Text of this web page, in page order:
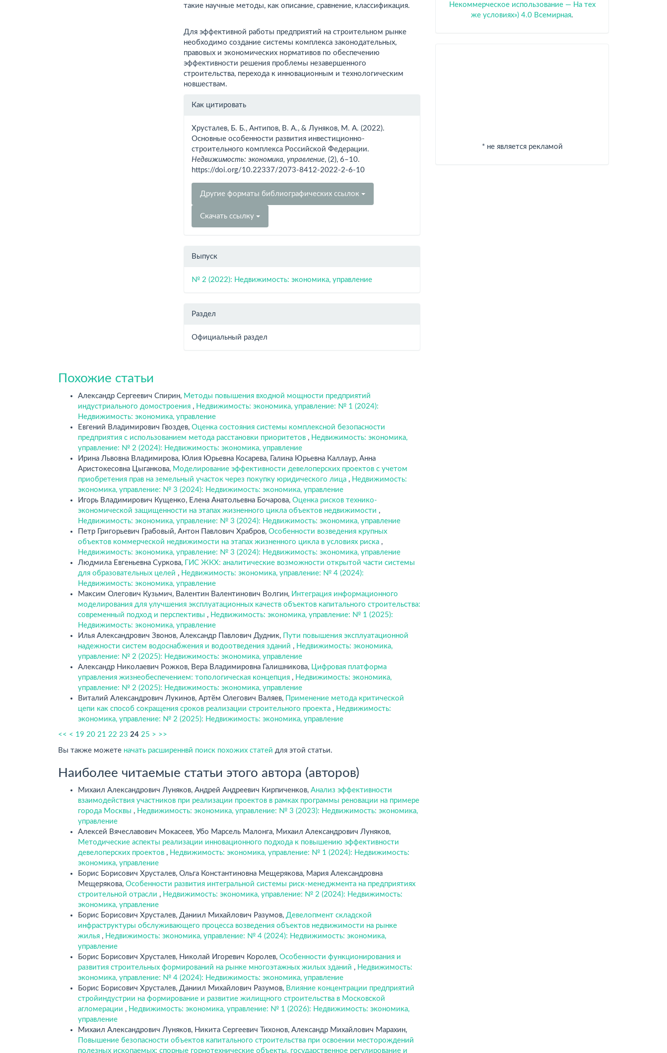
такие научные методы, как описание, сравнение, классификация.
Для эффективной работы предприятий на строительном рынке
необходимо создание системы комплекса законодательных,
правовых и экономических нормативов по обеспечению
эффективности решения проблемы незавершенного
строительства, перехода к инновационным и технологическим
новшествам.
Информация
Как цитировать
Хрусталев, Б. Б., Антипов, В. А., & Луняков, М. А. (2022).
Основные особенности развития инвестиционно-
строительного комплекса Российской Федерации.
Недвижимость: экономика, управление, (2), 6–10.
https://doi.org/10.22337/2073-8412-2022-2-6-10
Другие форматы библиографических ссылок
Скачать ссылку
Выпуск
№ 2 (2022): Недвижимость: экономика, управление
Раздел
Официальный раздел
Похожие статьи
Александр Сергеевич Спирин, Методы повышения входной мощности предприятий
индустриального домостроения , Недвижимость: экономика, управление: № 1 (2024):
Недвижимость: экономика, управление
Евгений Владимирович Гвоздев, Оценка состояния системы комплексной безопасности
предприятия с использованием метода расстановки приоритетов , Недвижимость: экономика,
управление: № 2 (2024): Недвижимость: экономика, управление
Ирина Львовна Владимирова, Юлия Юрьевна Косарева, Галина Юрьевна Каллаур, Анна
Аристокесовна Цыганкова, Моделирование эффективности девелоперских проектов с учетом
приобретения прав на земельный участок через покупку юридического лица , Недвижимость:
экономика, управление: № 3 (2024): Недвижимость: экономика, управление
Игорь Владимирович Кущенко, Елена Анатольевна Бочарова, Оценка рисков технико-
экономической защищенности на этапах жизненного цикла объектов недвижимости ,
Недвижимость: экономика, управление: № 3 (2024): Недвижимость: экономика, управление
Петр Григорьевич Грабовый, Антон Павлович Храбров, Особенности возведения крупных
объектов коммерческой недвижимости на этапах жизненного цикла в условиях риска ,
Недвижимость: экономика, управление: № 3 (2024): Недвижимость: экономика, управление
Людмила Евгеньевна Суркова, ГИС ЖКХ: аналитические возможности открытой части системы
для образовательных целей , Недвижимость: экономика, управление: № 4 (2024):
Недвижимость: экономика, управление
Максим Олегович Кузьмич, Валентин Валентинович Волгин, Интеграция информационного
моделирования для улучшения эксплуатационных качеств объектов капитального строительства:
современный подход и перспективы , Недвижимость: экономика, управление: № 1 (2025):
Недвижимость: экономика, управление
Илья Александрович Звонов, Александр Павлович Дудник, Пути повышения эксплуатационной
надежности систем водоснабжения и водоотведения зданий , Недвижимость: экономика,
управление: № 2 (2025): Недвижимость: экономика, управление
Александр Николаевич Рожков, Вера Владимировна Галишникова, Цифровая платформа
управления жизнеобеспечением: топологическая концепция , Недвижимость: экономика,
управление: № 2 (2025): Недвижимость: экономика, управление
Виталий Александрович Лукинов, Артём Олегович Валяев, Применение метода критической
цепи как способ сокращения сроков реализации строительного проекта , Недвижимость:
экономика, управление: № 2 (2025): Недвижимость: экономика, управление
<< < 19 20 21 22 23 24 25 > >>
Вы также можете начать расширеннвй поиск похожих статей для этой статьи.
Наиболее читаемые статьи этого автора (авторов)
Михаил Александрович Луняков, Андрей Андреевич Кирпиченков, Анализ эффективности
взаимодействия участников при реализации проектов в рамках программы реновации на примере
города Москвы , Недвижимость: экономика, управление: № 3 (2023): Недвижимость: экономика,
управление
Алексей Вячеславович Мокасеев, Убо Марсель Малонга, Михаил Александрович Луняков,
Методические аспекты реализации инновационного подхода к повышению эффективности
девелоперских проектов , Недвижимость: экономика, управление: № 1 (2024): Недвижимость:
экономика, управление
Борис Борисович Хрусталев, Ольга Константиновна Мещерякова, Мария Александровна
Мещерякова, Особенности развития интегральной системы риск-менеджмента на предприятиях
строительной отрасли , Недвижимость: экономика, управление: № 2 (2024): Недвижимость:
экономика, управление
Борис Борисович Хрусталев, Даниил Михайлович Разумов, Девелопмент складской
инфраструктуры обслуживающего процесса возведения объектов недвижимости на рынке
жилья , Недвижимость: экономика, управление: № 4 (2024): Недвижимость: экономика,
управление
Борис Борисович Хрусталев, Николай Игоревич Королев, Особенности функционирования и
развития строительных формирований на рынке многоэтажных жилых зданий , Недвижимость:
экономика, управление: № 4 (2024): Недвижимость: экономика, управление
Борис Борисович Хрусталев, Даниил Михайлович Разумов, Влияние концентрации предприятий
стройиндустрии на формирование и развитие жилищного строительства в Московской
агломерации , Недвижимость: экономика, управление: № 1 (2026): Недвижимость: экономика,
управление
Михаил Александрович Луняков, Никита Сергеевич Тихонов, Александр Михайлович Марахин,
Повышение безопасности объектов капитального строительства при освоении месторождений
полезных ископаемых: спорные горнотехнические объекты, государственное регулирование и
Некоммерческое использование — На тех
же условиях») 4.0 Всемирная.
* не является рекламой